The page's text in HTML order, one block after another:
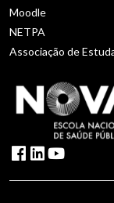
Moodle
NETPA
Associação de